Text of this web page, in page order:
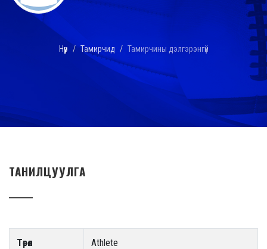
Нүүр Тамирчид Тамирчины дэлгэрэнгүй
ТАНИЛЦУУЛГА
Төрөл Athlete